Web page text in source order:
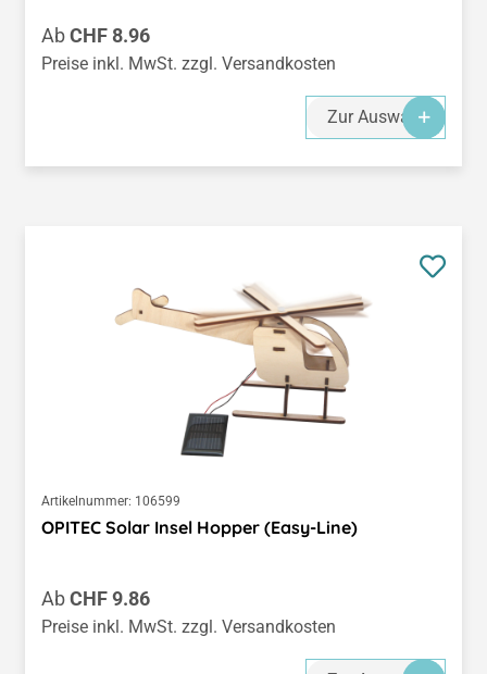
Regulärer Preis:
AbCHF 8.96
Preise inkl. MwSt. zzgl. Versandkosten
Zur Auswahl
Artikelnummer: 106599
OPITEC Solar Insel Hopper (Easy-Line)
Regulärer Preis:
AbCHF 9.86
Preise inkl. MwSt. zzgl. Versandkosten